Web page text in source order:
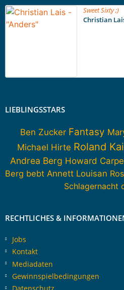
Sweet Sixty ;)
Christian
LIEBLINGSSTARS
Ben Zucker Fantasy
Michael Hirte Roland
Andrea Berg Howard
Berg bebt Annett Louisan
Schlagernacht
RECHTLICHES &
Jobs
Kontakt
Mediadaten
Gewinnspielbedingungen